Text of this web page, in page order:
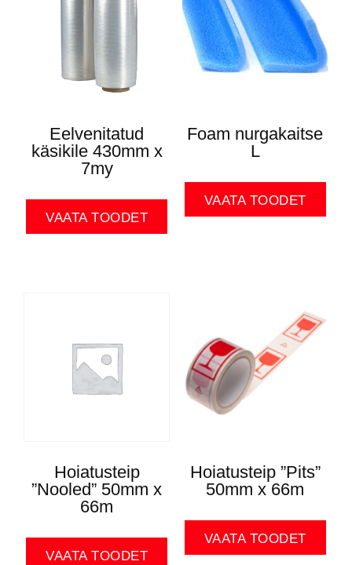
Eelvenitatud
käsikile 430mm x
7my
VAATA TOODET
Foam nurgakaitse
L
VAATA TOODET
Hoiatusteip
”Nooled” 50mm x
66m
VAATA TOODET
Hoiatusteip ”Pits”
50mm x 66m
VAATA TOODET